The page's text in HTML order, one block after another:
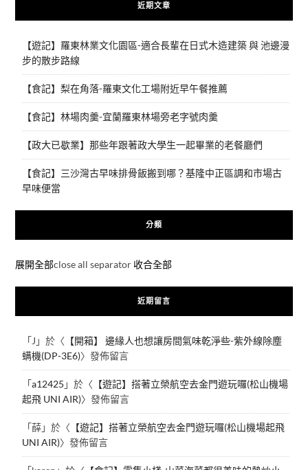
近期文章
【遊記】羅東林業文化園區-適合長輩在日式木造建築 與 池邊漫
步的散步路線
【食記】梨在角落-羅東文化工場附近早午餐推薦
【食記】林場肉羹-宜蘭羅東林場旁老字號肉羹
【政大已歇業】那些年跟著政大學生一起畢業的老餐廳們
【食記】三沙灣古早味排骨飯搬到哪？基隆中正區調和市場古
早味便當
分類
展開全部close all separator 收合全部
近期留言
「J 」於〈 【開箱】 邊緣人也想讓房間氣味乾淨些-紫外線除塵
螨機(DP-3E6)〉發佈留言
「a12425 」於〈 【遊記】搭著立榮航空去金門遊玩囉(松山機場
起飛 UNI AIR)〉發佈留言
「薛」於〈 【遊記】搭著立榮航空去金門遊玩囉(松山機場起飛
UNI AIR)〉發佈留言